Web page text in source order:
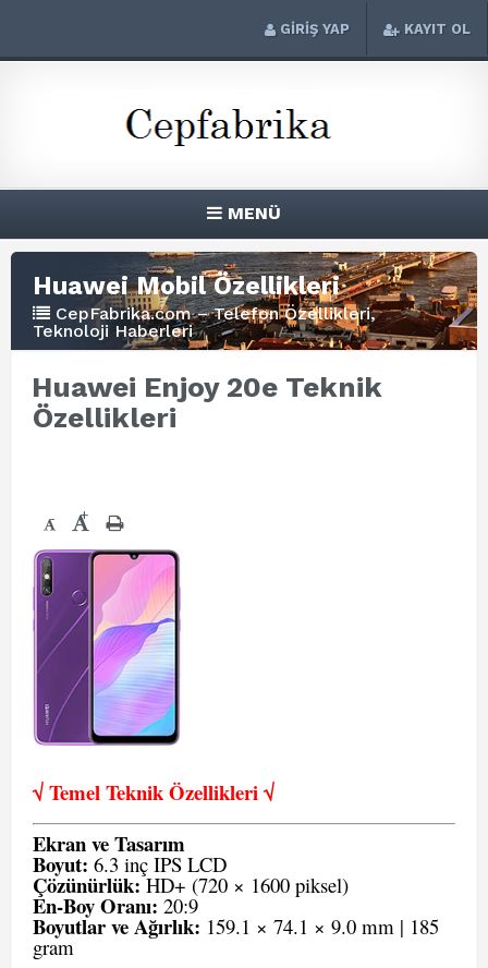
GİRİŞ YAP KAYIT OL
MENÜ
Huawei Mobil Özellikleri
CepFabrika.com – Telefon Özellikleri,
Teknoloji Haberleri
Huawei Enjoy 20e Teknik
Özellikleri
- +
√ Temel Teknik Özellikleri √
Ekran ve Tasarım
Boyut: 6.3 inç IPS LCD
Çözünürlük:HD+ (720 × 1600 piksel)
En-Boy Oranı: 20:9
Boyutlar ve Ağırlık: 159.1 × 74.1 × 9.0 mm | 185
gram